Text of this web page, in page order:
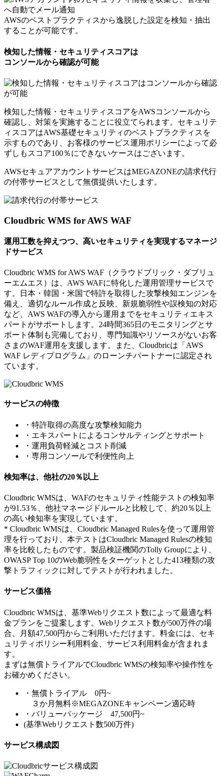
AWSのベストプラクティスから逸脱した設定を検知・抽出
することが可能です。
検知した情報・セキュリティスコアは
コンソールから確認が可能
検知した情報・セキュリティスコアをAWSコンソールから
確認し、対策を実施することに役立てられます。セキュリテ
ィスコアはAWS基礎セキュリティのベストプラクティスを
示すものであり、お客様のサービス運用ポリシーによって必
ずしもスコア100％にできないケースはございます。
AWSセキュアアカウントサービスはMEGAZONEの請求代行
の付帯サービスとして無償提供いたします。
Cloudbric WMS for AWS WAF
運用工数を抑えつつ、高いセキュリティを実現するマネージ
ドサービス
Cloudbric WMS for AWS WAF（クラウドブリック・ダブリュ
ーエムエス）は、AWS WAFに特化した運用管理サービスで
す。日本・韓国・米国で特許を取得した攻撃検知エンジンを
備え、適切なルール作成と反映、新規脆弱性や誤検知の対応
など、AWS WAFの導入から運用までをセキュリティエキス
パートがサポートします。24時間365日のモニタリングとサ
ポート体制も完備しており、専門知識やリソースがないお客
さまのWAF運用を支援します。また、Cloudbricは「AWS
WAF レディプログラム」のローンチパートナーに認定され
ています。
サービスの特徴
・特許取得の高度な攻撃検知能力
・エキスパートによるコンサルティングとサポート
・運用負荷軽減とコスト削減
・専用コンソールで利便性向上
検知率は、他社の20％以上
Cloudbric WMSは、WAFのセキュリティ性能テストの検知率
が91.53％、他社マネージドルールと比較して、約20％以上
の高い検知率を実現しています。
* Cloudbric WMSは、Cloudbric Managed Rulesを使って運用管
理を行っており、本テストはCloudbric Managed Rulesの検知
率を比較したものです。製品検証機関のTolly Groupにより、
OWASP Top 10のWeb脆弱性をターゲットとした413種類の攻
撃トラフィックに対してテストが行われました。
サービス価格
Cloudbric WMSは、基準Webリクエスト数によって最適な料
金プランをご提案します。Webリクエスト数が500万件の場
合、月額47,500円からご利用いただけます。料金には、セキ
ュリティポリシー利用料金、サービス利用料金が含まれま
す。
まずは無償トライアルでCloudbric WMSの検知率や操作性を
お確かめください。
・無償トライアル 0円~
３か月無料※MEGAZONEキャンペーン適応時
・バリューパッケージ 47,500円~
(基準Webリクエスト数500万件)
サービス構成図